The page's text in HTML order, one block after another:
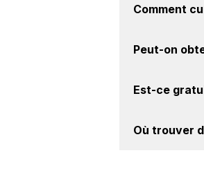
intéressant
Comment
Activer le
Peut-on
le site web de
Est-ce
Joseph
Où trouver